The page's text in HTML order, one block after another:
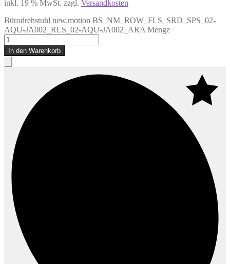
inkl. 19 % MwSt. zzgl. Versandkosten
Bürodrehstuhl new.motion BS_NM_ROW_FLS_SRD_SPS_02-
AQU-JA002_RLS_02-AQU-JA002_ARA Menge
In den Warenkorb